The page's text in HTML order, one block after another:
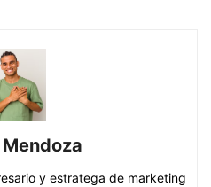
y estratega de marketing